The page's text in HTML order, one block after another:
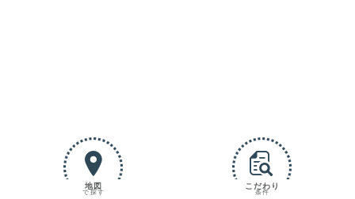
地図
で探す
こだわり
条件